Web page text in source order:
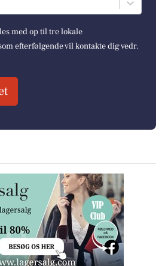
med op til tre lokale
efterfølgende vil kontakte dig vedr.